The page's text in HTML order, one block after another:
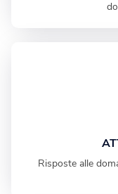
Risposte alle